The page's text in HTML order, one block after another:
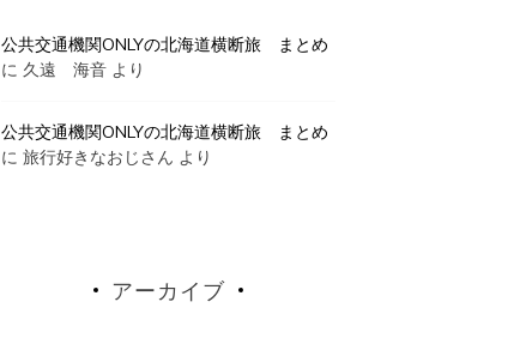
公共交通機関ONLYの北海道横断旅 まとめ
に 久遠 海音 より
公共交通機関ONLYの北海道横断旅 まとめ
に旅行好きなおじさん より
アーカイブ